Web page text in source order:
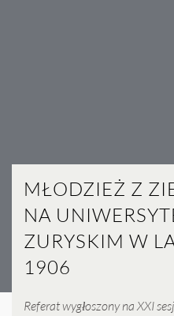
MŁODZIEŻ Z
NA
ZURYSKIM W
1906
Referat wygłoszony na XXI